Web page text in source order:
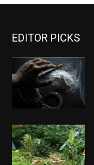
EDITOR PICKS